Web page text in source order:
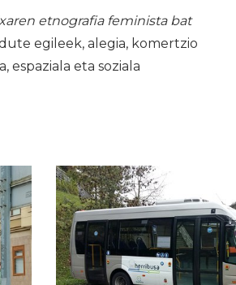
etnografia feminista bat
egileek, alegia, komertzio
espaziala eta soziala